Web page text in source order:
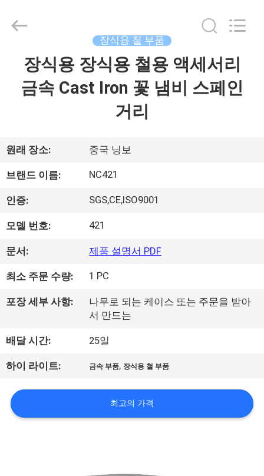
비
디
오
우
리
에
한
것
공
장식용 철 부품
장식용 장식용 철용 액세서리
금속 Cast Iron 꽃 냄비 스페인
거리
원래 장소: 중국 닝보
브랜드 이름: NC421
인증: SGS,CE,ISO9001
모델 번호: 421
문서: 제품 설명서 PDF
최소 주문 수량: 1 PC
포장 세부 사항:
나무로 되는 케이스 또는 주문을 받아
서 만드는
배달 시간: 25일
하이 라이트: 금속 부품, 장식용 철 부품
최고의 가격